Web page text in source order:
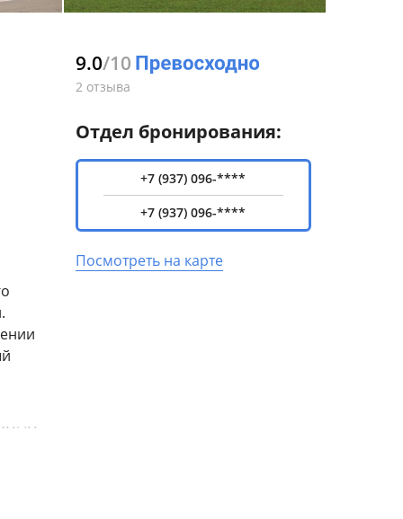
9.0/10
2 отзыва
Отдел бронирования:
+7 (937) 096-****
+7 (937) 096-****
Посмотреть на карте